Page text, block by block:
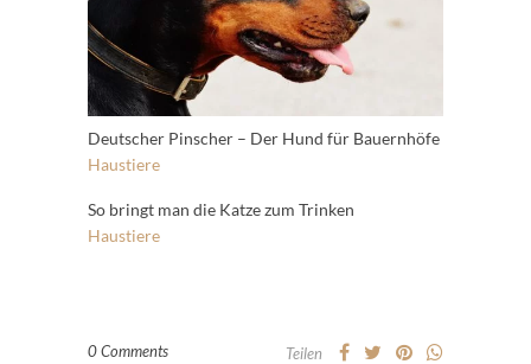
Deutscher Pinscher – Der Hund für Bauernhöfe
Haustiere
So bringt man die Katze zum Trinken
Haustiere
0 Comments Teilen